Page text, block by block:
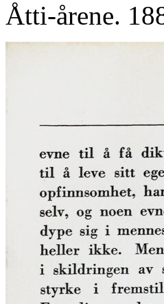
Åtti-årene.